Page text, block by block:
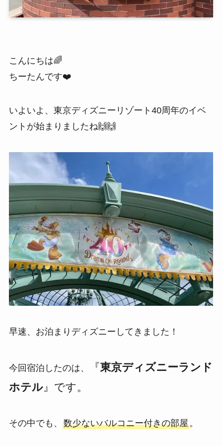
こんにちは🌈
ちーたんです❤️
いよいよ、東京ディズニーリゾート40周年のイベ
ントが始まりましたね🙌🙌
早速、お泊まりディズニーしてきました！
今回宿泊したのは、 『東京ディズニーランド
ホテル』です。
その中でも、 数少ないバルコニー付きの部屋。